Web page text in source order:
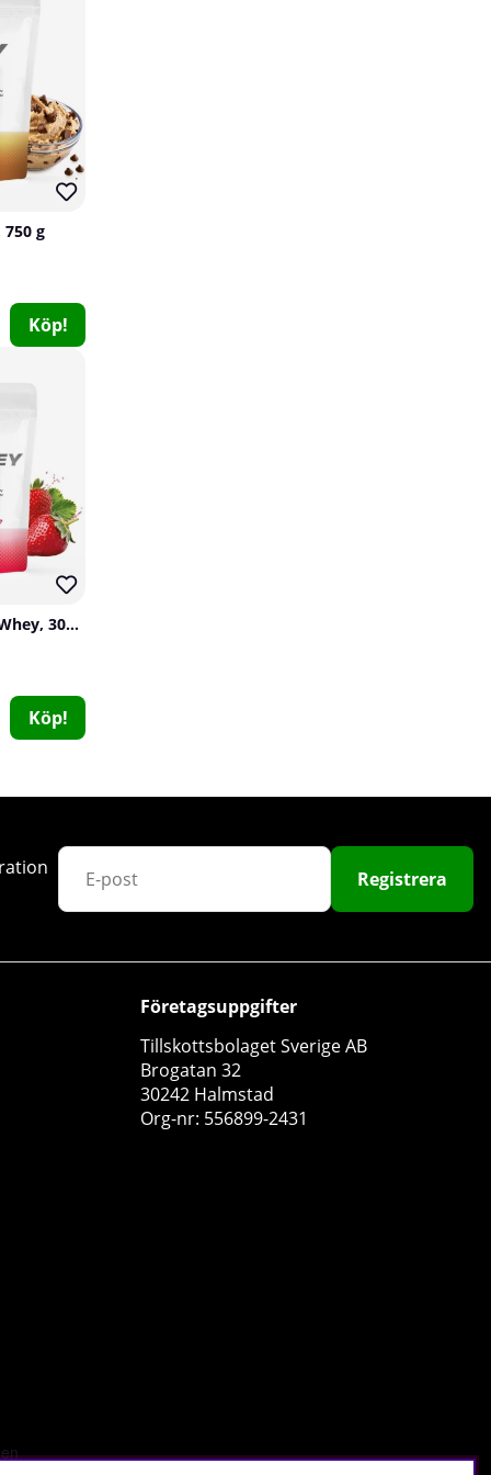
0
g
Köp!
SOLID Nutrition Clear Whey, 300 g
Köp!
Registrera
Företagsuppgifter
Tillskottsbolaget Sverige AB
Brogatan 32
30242 Halmstad
Org-nr: 556899-2431